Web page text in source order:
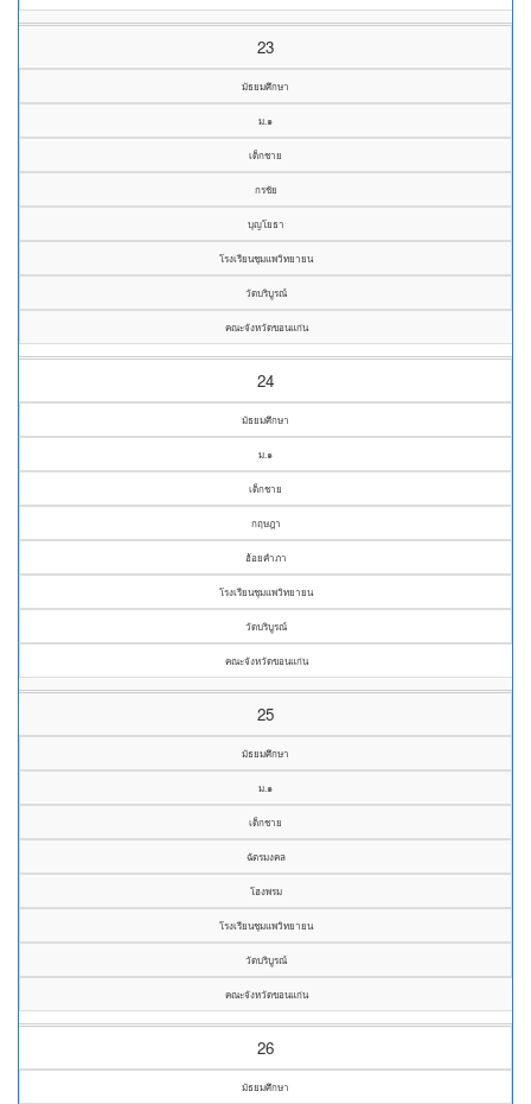
23
มัธยมศึกษา
ม.๑
เด็กชาย
กรชัย
บุญโยธา
โรงเรียนชุมแพวิทยายน
วัดบริบูรณ์
คณะจังหวัดขอนแก่น
24
มัธยมศึกษา
ม.๑
เด็กชาย
กฤษฎา
ฮ้อยคำภา
โรงเรียนชุมแพวิทยายน
วัดบริบูรณ์
คณะจังหวัดขอนแก่น
25
มัธยมศึกษา
ม.๑
เด็กชาย
ฉัตรมงคล
โฮงพรม
โรงเรียนชุมแพวิทยายน
วัดบริบูรณ์
คณะจังหวัดขอนแก่น
26
มัธยมศึกษา